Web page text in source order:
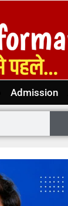
Admission